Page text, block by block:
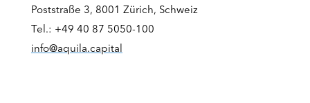
Poststraße 3, 8001 Zürich, Schweiz
Tel.: +49 40 87 5050-100
info@aquila.capital